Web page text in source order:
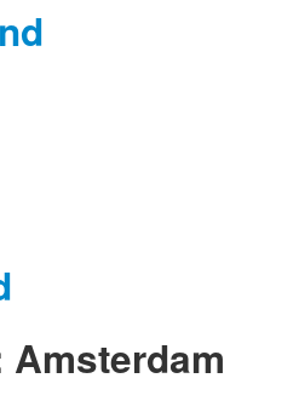
Amsterdam